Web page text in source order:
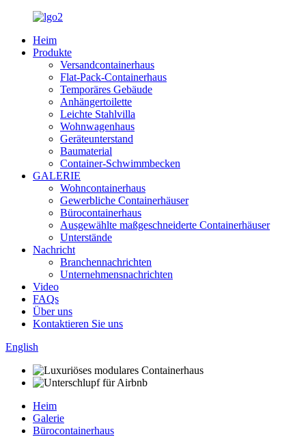
Heim
Produkte
Versandcontainerhaus
Flat-Pack-Containerhaus
Temporäres Gebäude
Anhängertoilette
Leichte Stahlvilla
Wohnwagenhaus
Geräteunterstand
Baumaterial
Container-Schwimmbecken
GALERIE
Wohncontainerhaus
Gewerbliche Containerhäuser
Bürocontainerhaus
Ausgewählte maßgeschneiderte Containerhäuser
Unterstände
Nachricht
Branchennachrichten
Unternehmensnachrichten
Video
FAQs
Über uns
Kontaktieren Sie uns
English
Heim
Galerie
Bürocontainerhaus